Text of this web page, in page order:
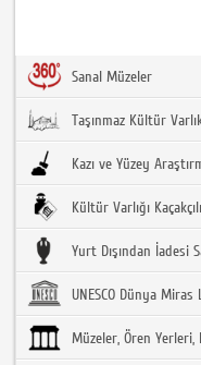
Sanal Müzeler
Taşınmaz Kültür
Kazı ve Yüzey
Kültür Varlığı
Yurt Dışından İadesi
UNESCO Dünya
Müzeler, Ören